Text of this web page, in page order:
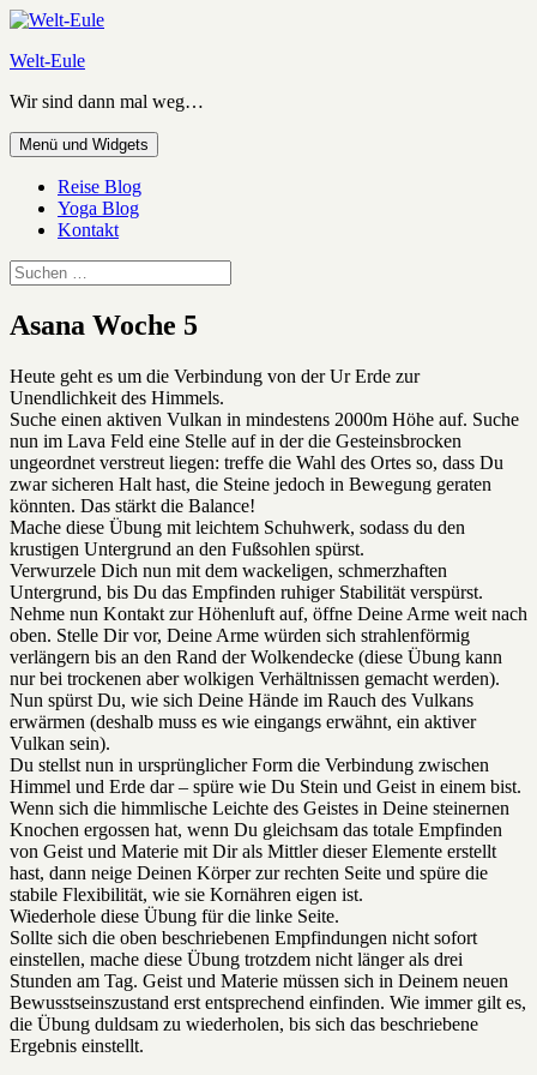
Zum
springen
Welt-Eule
Wir sind dann mal weg…
Menü und Widgets
Reise Blog
Yoga Blog
Kontakt
Suchen
nach:
Asana Woche 5
Heute geht es um die Verbindung von der Ur Erde zur
Unendlichkeit des Himmels.
Suche einen aktiven Vulkan in mindestens 2000m Höhe auf. Suche
nun im Lava Feld eine Stelle auf in der die Gesteinsbrocken
ungeordnet verstreut liegen: treffe die Wahl des Ortes so, dass Du
zwar sicheren Halt hast, die Steine jedoch in Bewegung geraten
könnten. Das stärkt die Balance!
Mache diese Übung mit leichtem Schuhwerk, sodass du den
krustigen Untergrund an den Fußsohlen spürst.
Verwurzele Dich nun mit dem wackeligen, schmerzhaften
Untergrund, bis Du das Empfinden ruhiger Stabilität verspürst.
Nehme nun Kontakt zur Höhenluft auf, öffne Deine Arme weit nach
oben. Stelle Dir vor, Deine Arme würden sich strahlenförmig
verlängern bis an den Rand der Wolkendecke (diese Übung kann
nur bei trockenen aber wolkigen Verhältnissen gemacht werden).
Nun spürst Du, wie sich Deine Hände im Rauch des Vulkans
erwärmen (deshalb muss es wie eingangs erwähnt, ein aktiver
Vulkan sein).
Du stellst nun in ursprünglicher Form die Verbindung zwischen
Himmel und Erde dar – spüre wie Du Stein und Geist in einem bist.
Wenn sich die himmlische Leichte des Geistes in Deine steinernen
Knochen ergossen hat, wenn Du gleichsam das totale Empfinden
von Geist und Materie mit Dir als Mittler dieser Elemente erstellt
hast, dann neige Deinen Körper zur rechten Seite und spüre die
stabile Flexibilität, wie sie Kornähren eigen ist.
Wiederhole diese Übung für die linke Seite.
Sollte sich die oben beschriebenen Empfindungen nicht sofort
einstellen, mache diese Übung trotzdem nicht länger als drei
Stunden am Tag. Geist und Materie müssen sich in Deinem neuen
Bewusstseinszustand erst entsprechend einfinden. Wie immer gilt es,
die Übung duldsam zu wiederholen, bis sich das beschriebene
Ergebnis einstellt.